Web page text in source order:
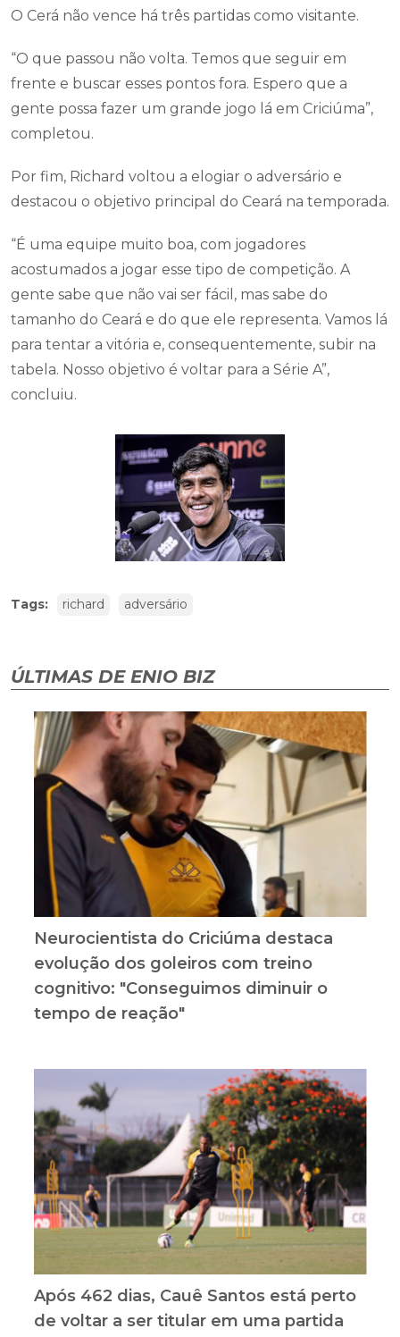
O Cerá não vence há três partidas como visitante.
“O que passou não volta. Temos que seguir em
frente e buscar esses pontos fora. Espero que a
gente possa fazer um grande jogo lá em Criciúma”,
completou.
Por fim, Richard voltou a elogiar o adversário e
destacou o objetivo principal do Ceará na temporada.
“É uma equipe muito boa, com jogadores
acostumados a jogar esse tipo de competição. A
gente sabe que não vai ser fácil, mas sabe do
tamanho do Ceará e do que ele representa. Vamos lá
para tentar a vitória e, consequentemente, subir na
tabela. Nosso objetivo é voltar para a Série A”,
concluiu.
Tags: richard adversário
ÚLTIMAS DE ENIO BIZ
Neurocientista do Criciúma destaca
evolução dos goleiros com treino
cognitivo: "Conseguimos diminuir o
tempo de reação"
Após 462 dias, Cauê Santos está perto
de voltar a ser titular em uma partida